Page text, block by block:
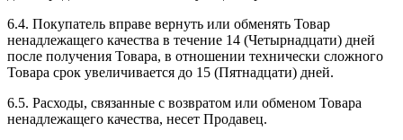
6.4. Покупатель вправе вернуть или обменять Товар
ненадлежащего качества в течение 14 (Четырнадцати) дней
после получения Товара, в отношении технически сложного
Товара срок увеличивается до 15 (Пятнадцати) дней.
6.5. Расходы, связанные с возвратом или обменом Товара
ненадлежащего качества, несет Продавец.